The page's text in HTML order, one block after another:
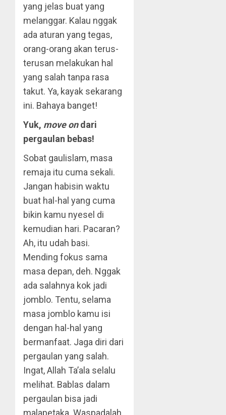
yang jelas buat yang
melanggar. Kalau nggak
ada aturan yang tegas,
orang-orang akan terus-
terusan melakukan hal
yang salah tanpa rasa
takut. Ya, kayak sekarang
ini. Bahaya banget!
Yuk, move ondari
pergaulan bebas!
Sobat gaulislam, masa
remaja itu cuma sekali.
Jangan habisin waktu
buat hal-hal yang cuma
bikin kamu nyesel di
kemudian hari. Pacaran?
Ah, itu udah basi.
Mending fokus sama
masa depan, deh. Nggak
ada salahnya kok jadi
jomblo. Tentu, selama
masa jomblo kamu isi
dengan hal-hal yang
bermanfaat. Jaga diri dari
pergaulan yang salah.
Ingat, Allah Ta’ala selalu
melihat. Bablas dalam
pergaulan bisa jadi
malapetaka. Waspadalah.